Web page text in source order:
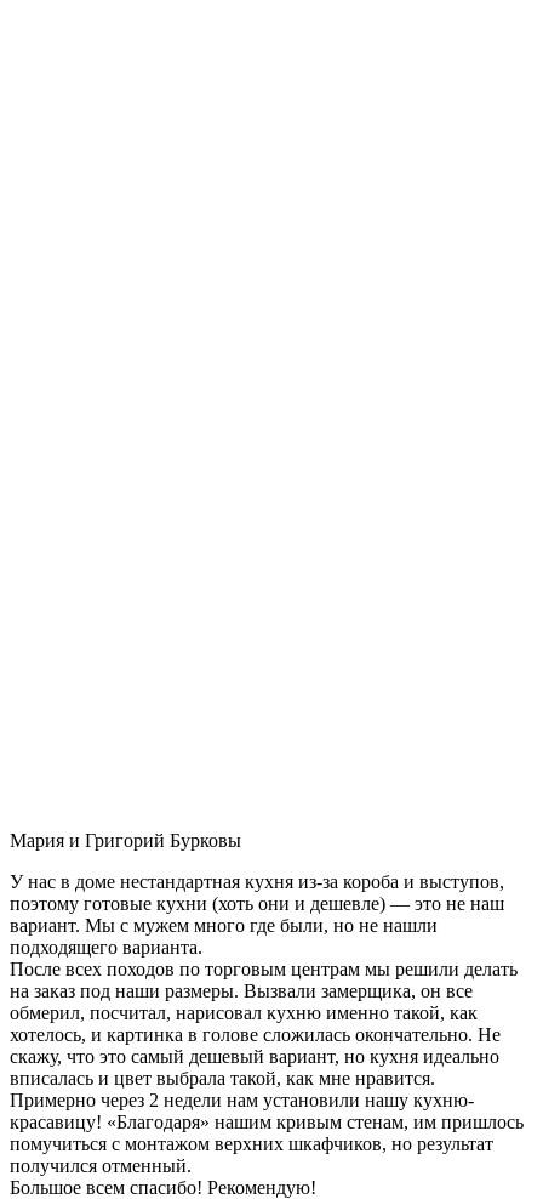
Мария и Григорий Бурковы
У нас в доме нестандартная кухня из-за короба и выступов,
поэтому готовые кухни (хоть они и дешевле) — это не наш
вариант. Мы с мужем много где были, но не нашли
подходящего варианта.
После всех походов по торговым центрам мы решили делать
на заказ под наши размеры. Вызвали замерщика, он все
обмерил, посчитал, нарисовал кухню именно такой, как
хотелось, и картинка в голове сложилась окончательно. Не
скажу, что это самый дешевый вариант, но кухня идеально
вписалась и цвет выбрала такой, как мне нравится.
Примерно через 2 недели нам установили нашу кухню-
красавицу! «Благодаря» нашим кривым стенам, им пришлось
помучиться с монтажом верхних шкафчиков, но результат
получился отменный.
Большое всем спасибо! Рекомендую!